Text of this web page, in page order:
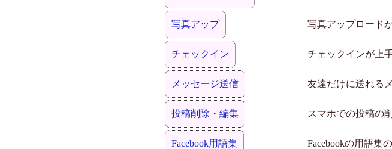
写真アップ 写真アップロード
チェックイン チェックインが上
メッセージ送信 友達だけに送れる
投稿削除・編集 スマホでの投稿の
Facebook用語集 Facebookの用語集